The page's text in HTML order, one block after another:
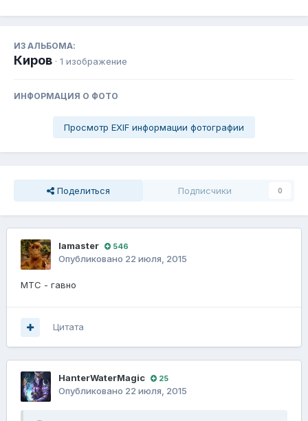
ИЗ АЛЬБОМА:
Киров · 1 изображение
ИНФОРМАЦИЯ О ФОТО
Просмотр EXIF информации фотографии
Поделиться Подписчики 0
lamaster 546
Опубликовано 22 июля, 2015
МТС - гавно
Цитата
HanterWaterMagic 25
Опубликовано 22 июля, 2015